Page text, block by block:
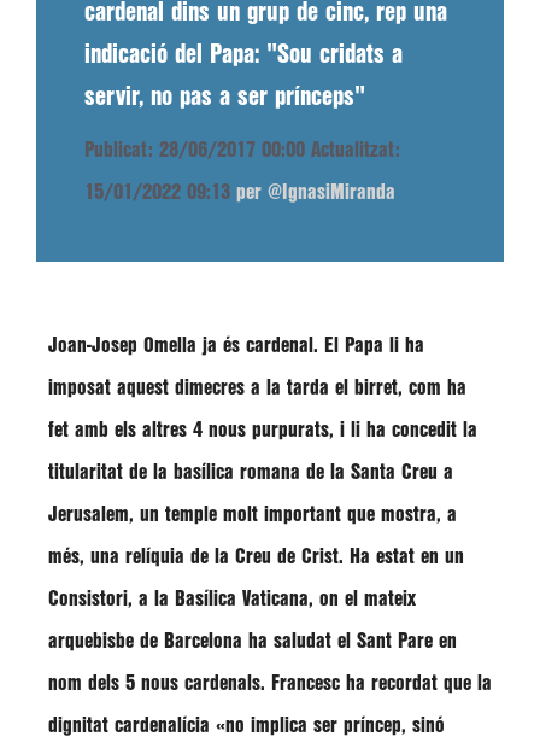
cardenal dins un grup de cinc, rep una
indicació del Papa: "Sou cridats a
servir, no pas a ser prínceps"
Publicat: 28/06/2017 00:00 Actualitzat:
15/01/2022 09:13 per @IgnasiMiranda
Joan-Josep Omella ja és cardenal. El Papa li ha
imposat aquest dimecres a la tarda el birret, com ha
fet amb els altres 4 nous purpurats, i li ha concedit la
titularitat de la basílica romana de la Santa Creu a
Jerusalem, un temple molt important que mostra, a
més, una relíquia de la Creu de Crist. Ha estat en un
Consistori, a la Basílica Vaticana, on el mateix
arquebisbe de Barcelona ha saludat el Sant Pare en
nom dels 5 nous cardenals. Francesc ha recordat que la
dignitat cardenalícia «no implica ser príncep, sinó